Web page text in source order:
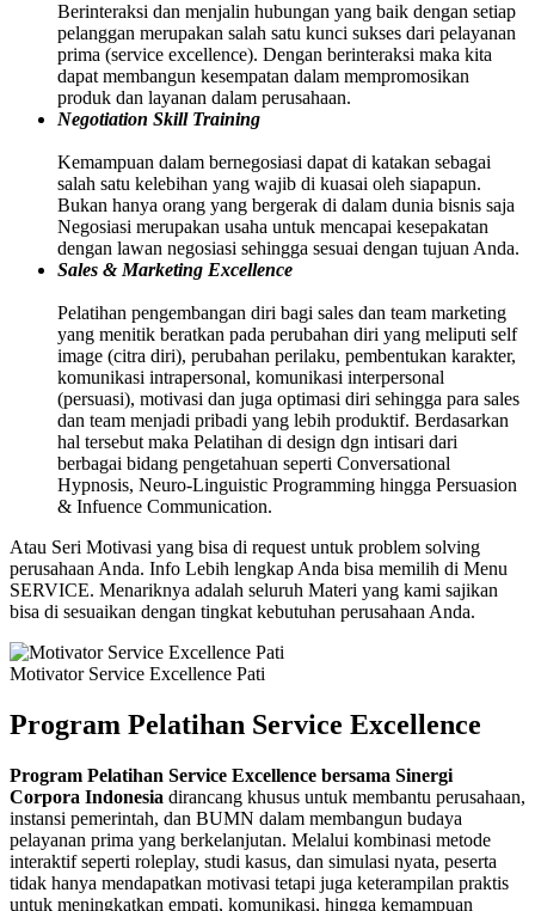
Berinteraksi dan menjalin hubungan yang baik dengan setiap
pelanggan merupakan salah satu kunci sukses dari pelayanan
prima (service excellence). Dengan berinteraksi maka kita
dapat membangun kesempatan dalam mempromosikan
produk dan layanan dalam perusahaan.
Negotiation Skill Training
Kemampuan dalam bernegosiasi dapat di katakan sebagai
salah satu kelebihan yang wajib di kuasai oleh siapapun.
Bukan hanya orang yang bergerak di dalam dunia bisnis saja
Negosiasi merupakan usaha untuk mencapai kesepakatan
dengan lawan negosiasi sehingga sesuai dengan tujuan Anda.
Sales & Marketing Excellence
Pelatihan pengembangan diri bagi sales dan team marketing
yang menitik beratkan pada perubahan diri yang meliputi self
image (citra diri), perubahan perilaku, pembentukan karakter,
komunikasi intrapersonal, komunikasi interpersonal
(persuasi), motivasi dan juga optimasi diri sehingga para sales
dan team menjadi pribadi yang lebih produktif. Berdasarkan
hal tersebut maka Pelatihan di design dgn intisari dari
berbagai bidang pengetahuan seperti Conversational
Hypnosis, Neuro-Linguistic Programming hingga Persuasion
& Infuence Communication.
Atau Seri Motivasi yang bisa di request untuk problem solving
perusahaan Anda. Info Lebih lengkap Anda bisa memilih di Menu
SERVICE. Menariknya adalah seluruh Materi yang kami sajikan
bisa di sesuaikan dengan tingkat kebutuhan perusahaan Anda.
Motivator Service Excellence Pati
Program Pelatihan Service Excellence
Program Pelatihan Service Excellence bersama Sinergi
Corpora Indonesia dirancang khusus untuk membantu perusahaan,
instansi pemerintah, dan BUMN dalam membangun budaya
pelayanan prima yang berkelanjutan. Melalui kombinasi metode
interaktif seperti roleplay, studi kasus, dan simulasi nyata, peserta
tidak hanya mendapatkan motivasi tetapi juga keterampilan praktis
untuk meningkatkan empati, komunikasi, hingga kemampuan